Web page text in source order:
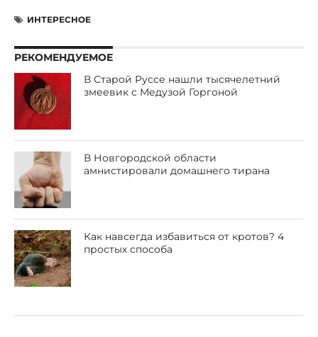
ИНТЕРЕСНОЕ
РЕКОМЕНДУЕМОЕ
В Старой Руссе нашли тысячелетний
змеевик с Медузой Горгоной
В Новгородской области
амнистировали домашнего тирана
Как навсегда избавиться от кротов? 4
простых способа